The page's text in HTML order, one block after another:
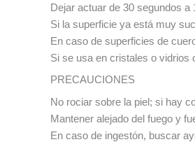
Dejar actuar de 30 segundos
Si la superficie ya está muy
En caso de superficies de
Si se usa en cristales o vidrios
PRECAUCIONES
No rociar sobre la piel; si hay
Mantener alejado del fuego y
En caso de ingestón, buscar